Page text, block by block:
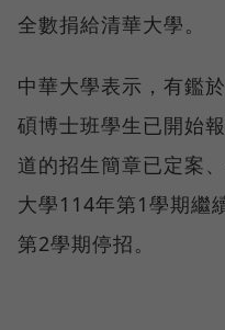
全數捐給清華大學。
中華大學表示，有鑑
碩博士班學生已開始
道的招生簡章已定案
大學114年第1學期繼
第2學期停招。